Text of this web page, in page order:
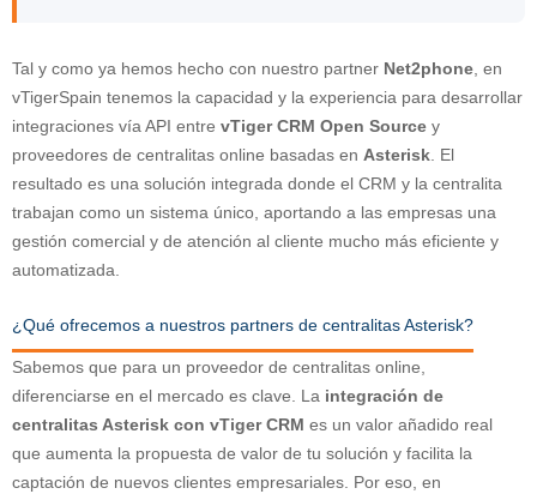
Tal y como ya hemos hecho con nuestro partner Net2phone , en
vTigerSpain tenemos la capacidad y la experiencia para desarrollar
integraciones vía API entre vTiger CRM Open Source y
proveedores de centralitas online basadas en Asterisk . El
resultado es una solución integrada donde el CRM y la centralita
trabajan como un sistema único, aportando a las empresas una
gestión comercial y de atención al cliente mucho más eficiente y
automatizada.
¿Qué ofrecemos a nuestros partners de centralitas Asterisk?
Sabemos que para un proveedor de centralitas online,
diferenciarse en el mercado es clave. La integración de
centralitas Asterisk con vTiger CRM es un valor añadido real
que aumenta la propuesta de valor de tu solución y facilita la
captación de nuevos clientes empresariales. Por eso, en